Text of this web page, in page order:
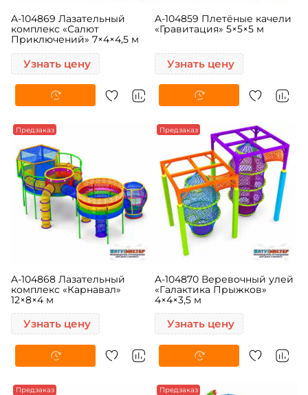
A-104869 Лазательный
комплекс «Салют
Приключений» 7×4×4,5 м
Узнать цену
A-104859 Плетёные качели
«Гравитация» 5×5×5 м
Узнать цену
Предзаказ
A-104868 Лазательный
комплекс «Карнавал»
12×8×4 м
Узнать цену
Предзаказ
A-104870 Веревочный улей
«Галактика Прыжков»
4×4×3,5 м
Узнать цену
Предзаказ Предзаказ